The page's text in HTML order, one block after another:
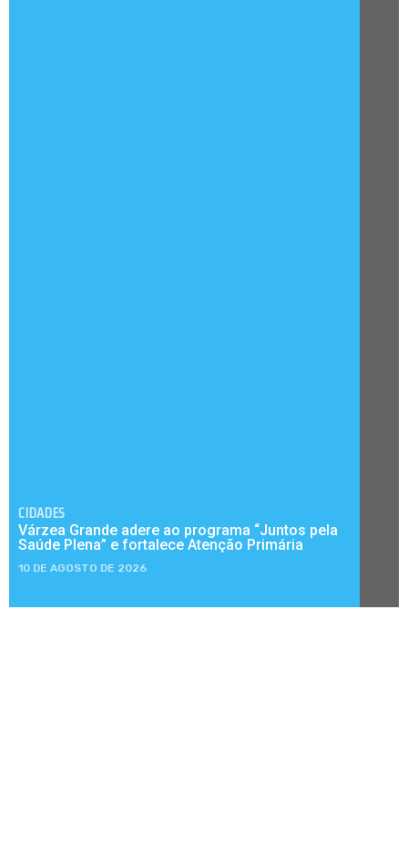
CIDADES
Várzea Grande adere ao programa “Juntos pela
Saúde Plena” e fortalece Atenção Primária
10 DE AGOSTO DE 2026